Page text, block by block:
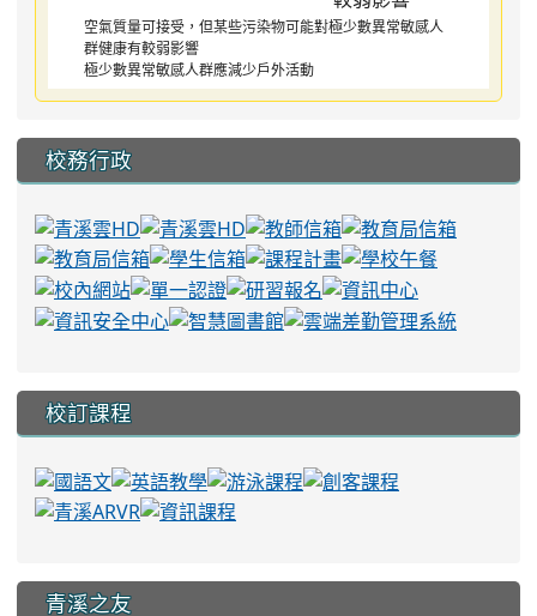
空氣質量可接受，但某些污染物可能對極少數異常敏感人
群健康有較弱影響
極少數異常敏感人群應減少戶外活動
校務行政
校訂課程
青溪之友